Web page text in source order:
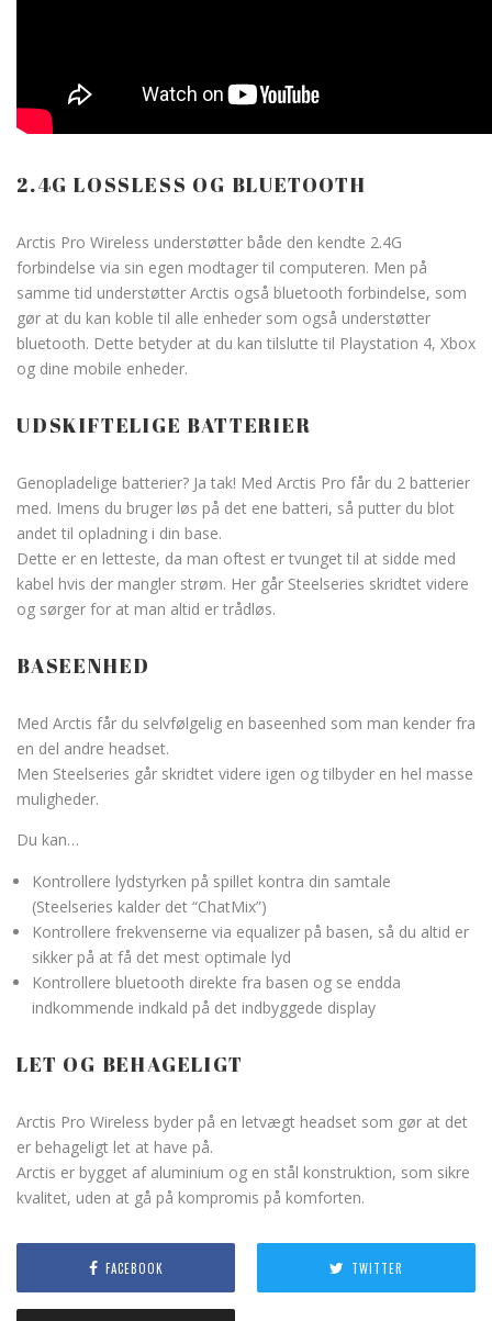
2.4G LOSSLESS OG BLUETOOTH
Arctis Pro Wireless understøtter både den kendte 2.4G
forbindelse via sin egen modtager til computeren. Men på
samme tid understøtter Arctis også bluetooth forbindelse, som
gør at du kan koble til alle enheder som også understøtter
bluetooth. Dette betyder at du kan tilslutte til Playstation 4, Xbox
og dine mobile enheder.
UDSKIFTELIGE BATTERIER
Genopladelige batterier? Ja tak! Med Arctis Pro får du 2 batterier
med. Imens du bruger løs på det ene batteri, så putter du blot
andet til opladning i din base.
Dette er en letteste, da man oftest er tvunget til at sidde med
kabel hvis der mangler strøm. Her går Steelseries skridtet videre
og sørger for at man altid er trådløs.
BASEENHED
Med Arctis får du selvfølgelig en baseenhed som man kender fra
en del andre headset.
Men Steelseries går skridtet videre igen og tilbyder en hel masse
muligheder.
Du kan…
Kontrollere lydstyrken på spillet kontra din samtale
(Steelseries kalder det “ChatMix”)
Kontrollere frekvenserne via equalizer på basen, så du altid er
sikker på at få det mest optimale lyd
Kontrollere bluetooth direkte fra basen og se endda
indkommende indkald på det indbyggede display
LET OG BEHAGELIGT
Arctis Pro Wireless byder på en letvægt headset som gør at det
er behageligt let at have på.
Arctis er bygget af aluminium og en stål konstruktion, som sikre
kvalitet, uden at gå på kompromis på komforten.
FACEBOOK TWITTER